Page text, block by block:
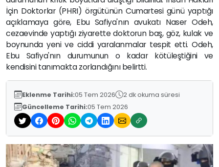
İçin Doktorlar (PHRI) örgütünün Cumartesi günü yaptığı
açıklamaya göre, Ebu Safiya'nın avukatı Naser Odeh,
cezaevinde yaptığı ziyarette doktorun baş, göz, kulak ve
boynunda yeni ve ciddi yaralanmalar tespit etti. Odeh,
Ebu Safiya'nın durumunun o kadar kötüleştiğini ve
kendisini tanımakta zorlandığını belirtti.
Eklenme Tarihi:05 Tem 2026
2 dk okuma süresi
Güncelleme Tarihi:05 Tem 2026